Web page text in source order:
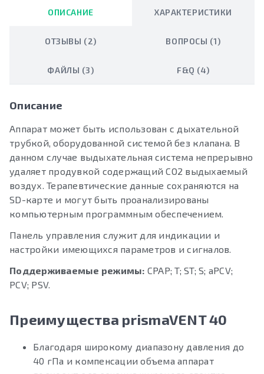
ОПИСАНИЕ ХАРАКТЕРИСТИКИ
ОТЗЫВЫ (2) ВОПРОСЫ (1)
ФАЙЛЫ (3) F&Q (4)
Описание
Аппарат может быть использован с дыхательной
трубкой, оборудованной системой без клапана. В
данном случае выдыхательная система непрерывно
удаляет продувкой содержащий CO2 выдыхаемый
воздух. Терапевтические данные сохраняются на
SD-карте и могут быть проанализированы
компьютерным программным обеспечением.
Панель управления служит для индикации и
настройки имеющихся параметров и сигналов.
Поддерживаемые режимы: CPAP; T; ST; S; aPCV;
PCV; PSV.
Преимущества prismaVENT 40
Благодаря широкому диапазону давления до
40 гПа и компенсации объема аппарат